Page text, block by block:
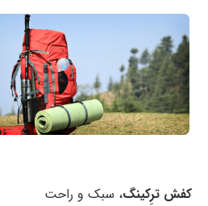
کفش ترِکینگ، سبک و راحت